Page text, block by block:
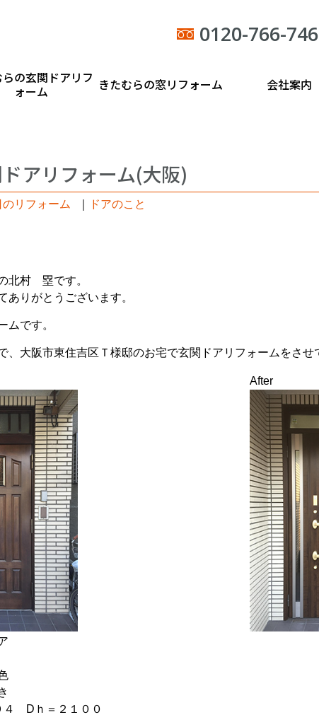
0120-766-746
の玄関ドアリフ
ォーム
きたむらの窓リフォーム 会社案内
アリフォーム(大阪)
のリフォーム ドアのこと
北村 塁です。
ありがとうございます。
ムです。
、大阪市東住吉区Ｔ様邸のお宅で玄関ドアリフォームをさせ
After
４ Dｈ＝２１００